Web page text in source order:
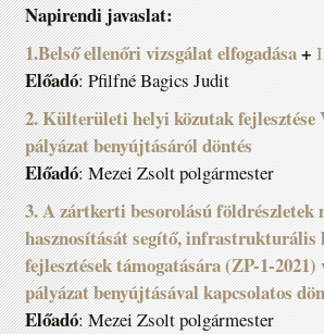
Napirendi javaslat:
1.Belső ellenőri vizsgálat elfogadása+
Előadó: Pfilfné Bagics Judit
2. Külterületi helyi közutak fejlesztése
pályázat benyújtásáról döntés
Előadó: Mezei Zsolt polgármester
3. A zártkerti besorolású földrészletek
hasznosítását segítő,
fejlesztések támogatására (ZP-1-2021)
pályázat benyújtásával kapcsolatos
Előadó: Mezei Zsolt polgármester